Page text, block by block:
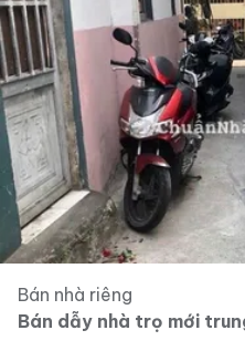
Bán nhà riêng
Bán dẫy nhà trọ mới